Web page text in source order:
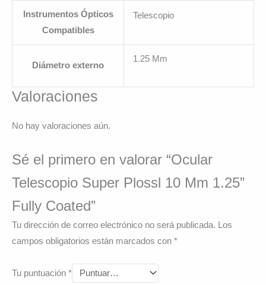
Instrumentos Ópticos
Compatibles
Telescopio
Diámetro externo
1.25 Mm
Valoraciones
No hay valoraciones aún.
Sé el primero en valorar “Ocular
Telescopio Super Plossl 10 Mm 1.25”
Fully Coated”
Tu dirección de correo electrónico no será publicada. Los
campos obligatorios están marcados con *
Tu puntuación *